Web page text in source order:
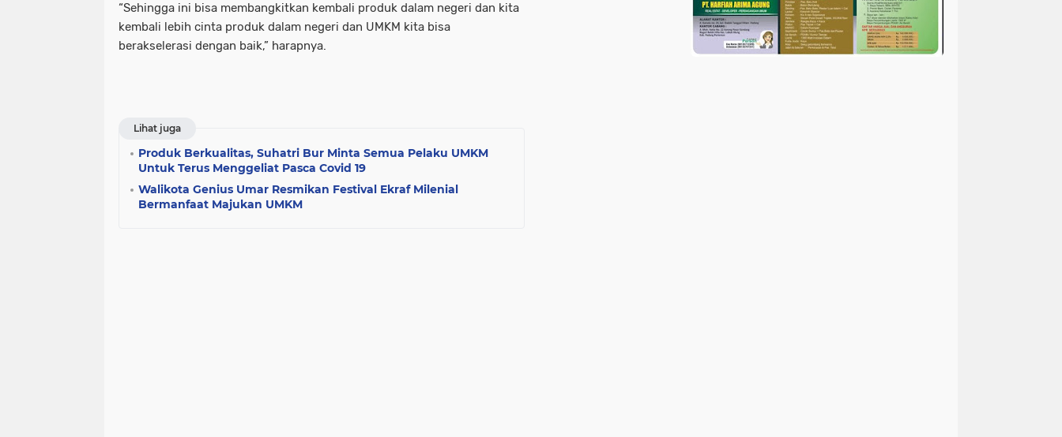
“Sehingga ini bisa membangkitkan kembali produk dalam negeri dan kita
kembali lebih cinta produk dalam negeri dan UMKM kita bisa
berakselerasi dengan baik,” harapnya.
Lihat juga
Produk Berkualitas, Suhatri Bur Minta Semua Pelaku UMKM
Untuk Terus Menggeliat Pasca Covid 19
Walikota Genius Umar Resmikan Festival Ekraf Milenial
Bermanfaat Majukan UMKM